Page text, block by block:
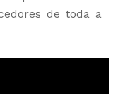
de toda a